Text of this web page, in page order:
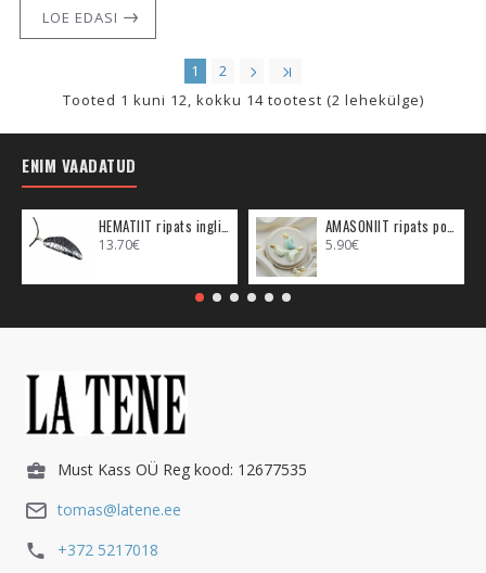
LOE EDASI
1
2
Tooted 1 kuni 12, kokku 14 tootest (2 lehekülge)
ENIM VAADATUD
13.70€ 5.90€
Must Kass OÜ Reg kood: 12677535
tomas@latene.ee
+372 5217018